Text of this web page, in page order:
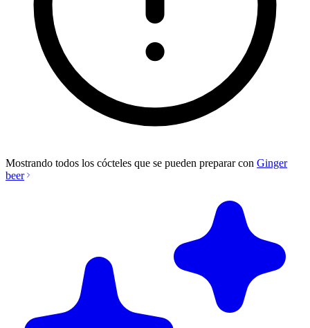
Mostrando todos los cócteles que se pueden preparar con Ginger
beer